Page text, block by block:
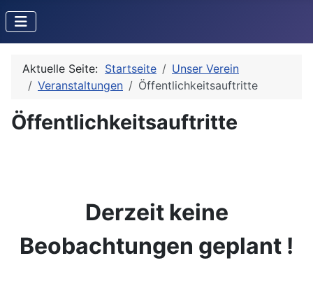
Aktuelle Seite: Startseite
Unser Verein
Veranstaltungen
Öffentlichkeitsauftritte
Öffentlichkeitsauftritte
Derzeit keine
Beobachtungen geplant !